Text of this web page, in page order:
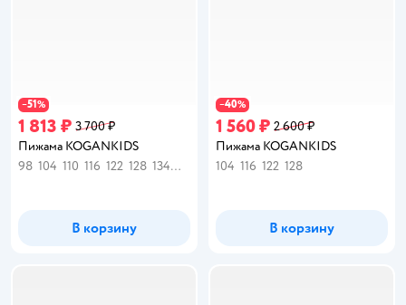
−51%
1 813 ₽ 3 700 ₽
Пижама KOGANKIDS
98 104 110 116 122 128 134 140
В корзину
−40%
1 560 ₽ 2 600 ₽
Пижама KOGANKIDS
104 116 122 128
В корзину